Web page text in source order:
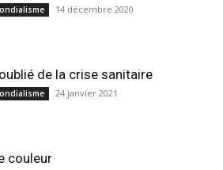
14 décembre 2020
de la crise sanitaire
24 janvier 2021
couleur